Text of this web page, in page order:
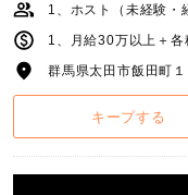
1、ホスト（未経験・
群馬県太田市飯田町
キープする